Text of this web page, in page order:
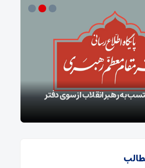
به رهبر انقلاب از سوی دفتر